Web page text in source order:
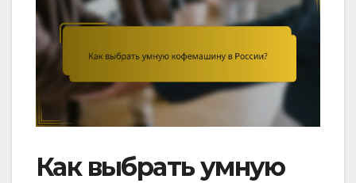
Как выбрать умную